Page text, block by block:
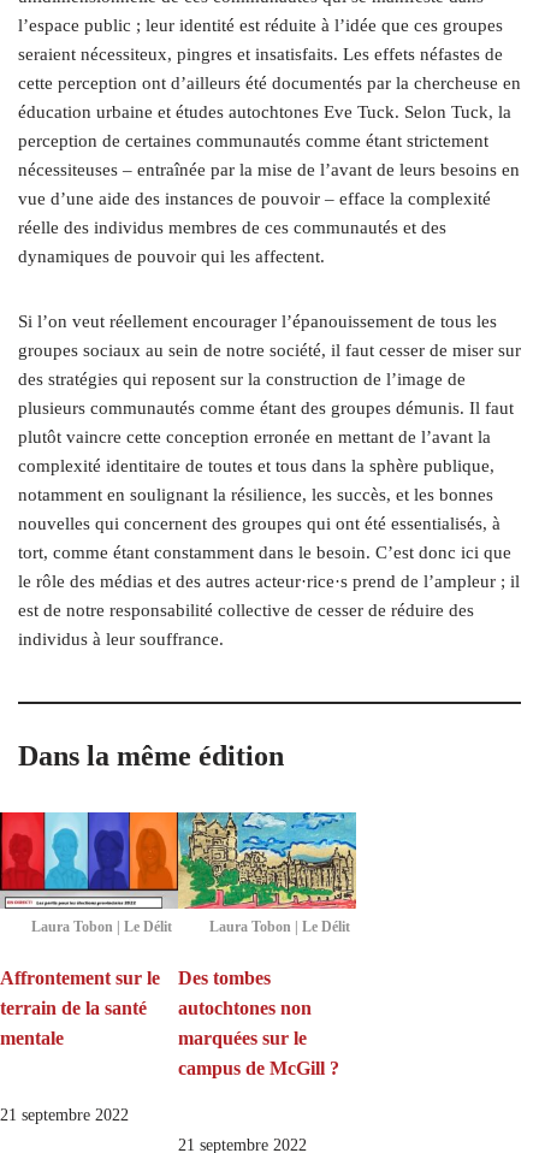
l’espace public ; leur identité est réduite à l’idée que ces groupes
seraient nécessiteux, pingres et insatisfaits. Les effets néfastes de
cette perception ont d’ailleurs été documentés par la chercheuse en
éducation urbaine et études autochtones Eve Tuck. Selon Tuck, la
perception de certaines communautés comme étant strictement
nécessiteuses – entraînée par la mise de l’avant de leurs besoins en
vue d’une aide des instances de pouvoir – efface la complexité
réelle des individus membres de ces communautés et des
dynamiques de pouvoir qui les affectent.
Si l’on veut réellement encourager l’épanouissement de tous les
groupes sociaux au sein de notre société, il faut cesser de miser sur
des stratégies qui reposent sur la construction de l’image de
plusieurs communautés comme étant des groupes démunis. Il faut
plutôt vaincre cette conception erronée en mettant de l’avant la
complexité identitaire de toutes et tous dans la sphère publique,
notamment en soulignant la résilience, les succès, et les bonnes
nouvelles qui concernent des groupes qui ont été essentialisés, à
tort, comme étant constamment dans le besoin. C’est donc ici que
le rôle des médias et des autres acteur·rice·s prend de l’ampleur ; il
est de notre responsabilité collective de cesser de réduire des
individus à leur souffrance.
Dans la même édition
Laura Tobon | Le Délit
Affrontement sur le
terrain de la santé
mentale
21 septembre 2022
Laura Tobon | Le Délit
Des tombes
autochtones non
marquées sur le
campus de McGill ?
21 septembre 2022